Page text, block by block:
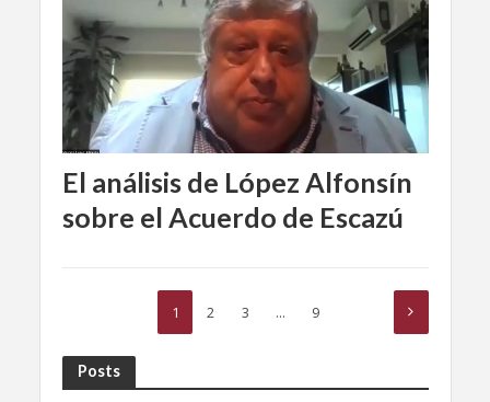
El análisis de López Alfonsín
sobre el Acuerdo de Escazú
1 2 3 … 9
Posts